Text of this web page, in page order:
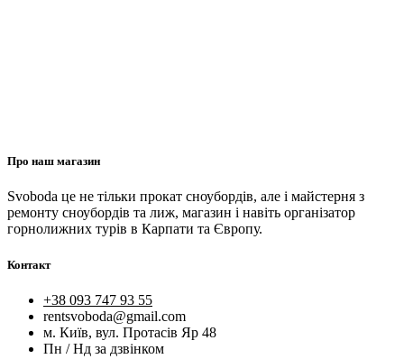
Про наш магазин
Svoboda це не тільки прокат сноубордів, але і майстерня з
ремонту сноубордів та лиж, магазин і навіть організатор
горнолижних турів в Карпати та Європу.
Контакт
+38 093 747 93 55
rentsvoboda@gmail.com
м. Київ, вул. Протасів Яр 48
Пн / Нд за дзвінком